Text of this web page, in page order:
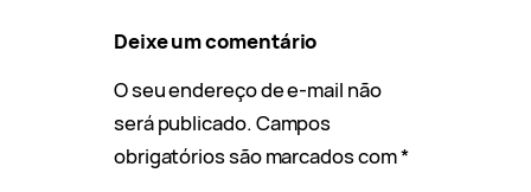
Deixe um comentário
O seu endereço de e-mail não
será publicado. Campos
obrigatórios são marcados com*